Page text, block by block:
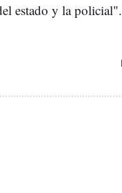
estado y la policial".